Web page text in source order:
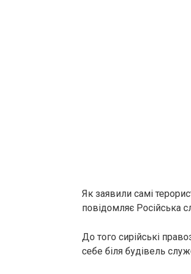
Як заявили самі
повідомляє Російська
До того сирійські
себе біля будівель